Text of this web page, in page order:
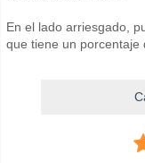
En el lado arriesgado,
que tiene un porcentaje